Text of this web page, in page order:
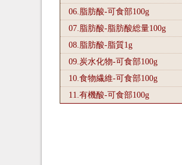
06.脂肪酸-可食部100g
07.脂肪酸-脂肪酸総量100g
08.脂肪酸-脂質1g
09.炭水化物-可食部100g
10.食物繊維-可食部100g
11.有機酸-可食部100g